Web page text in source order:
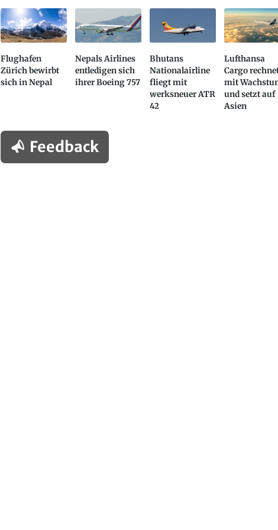
Flughafen
Zürich bewirbt
sich in Nepal
Nepals Airlines
entledigen sich
ihrer Boeing 757
Bhutans
Nationalairline
fliegt mit
werksneuer ATR
42
Lufthansa
Cargo
mit
und setzt auf
Asien
Feedback